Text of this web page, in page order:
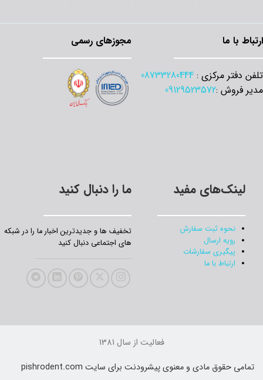
با ما
دفتر مرکزی :08733280444
فروش :09129523572
مجوزهای رسمی
لینک‌های مفید
نحوه ثبت سفارش
رویه ارسال
پیگیری سفارشات
ارتباط با ما
ما را دنبال کنید
تخفیف‌ ها و جدیدترین‌ اخبار ما را در شبکه
های اجتماعی دنبال کنید
فعالیت از سال 1381
تمامی حقوق مادی و معنوی پیشرودنت برای سایت pishrodent.com